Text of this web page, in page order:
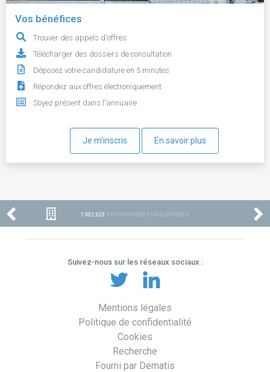
Vos bénéfices
Trouver des appels d'offres
Télécharger des dossiers de consultation
Déposez votre candidature en 5 minutes
Répondez aux offres électroniquement
Soyez présent dans l'annuaire
Je m'inscris En savoir plus
1 002 623 ENTREPRISES ENREGISTRÉES
Suivez-nous sur les réseaux sociaux :
Mentions légales
Politique de confidentialité
Cookies
Recherche
Fourni par Dematis